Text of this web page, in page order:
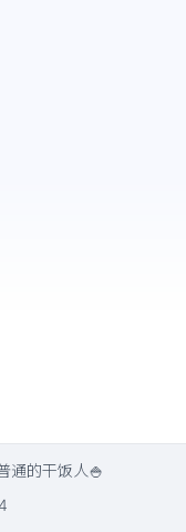
通的干饭人🍚